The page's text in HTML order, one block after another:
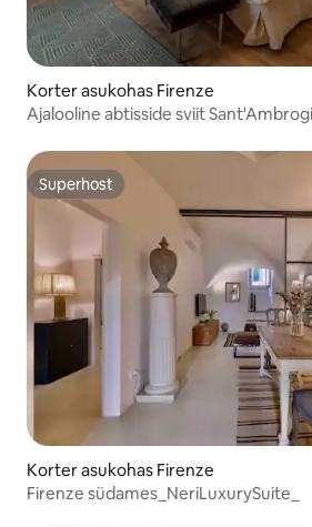
Korter asukohas Firenze
Ajalooline abtisside sviit
Superhost
Superhost
Korter asukohas Firenze
Firenze südames_NeriLuxurySuite_